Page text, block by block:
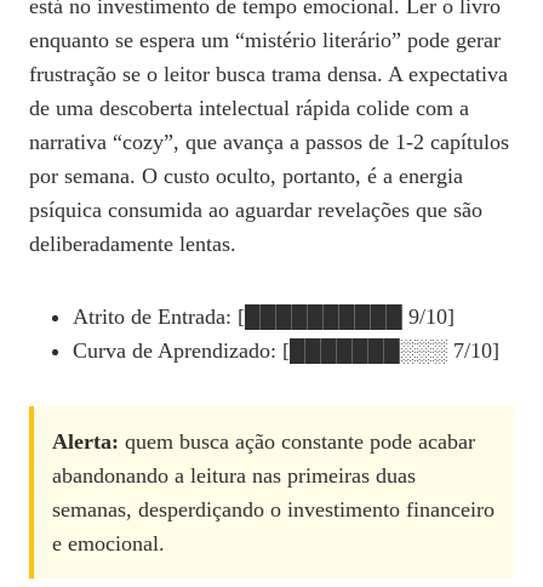
está no investimento de tempo emocional. Ler o livro
enquanto se espera um “mistério literário” pode gerar
frustração se o leitor busca trama densa. A expectativa
de uma descoberta intelectual rápida colide com a
narrativa “cozy”, que avança a passos de 1‑2 capítulos
por semana. O custo oculto, portanto, é a energia
psíquica consumida ao aguardar revelações que são
deliberadamente lentas.
Atrito de Entrada: [██████████ 9/10]
Curva de Aprendizado: [███████░░░ 7/10]
Alerta: quem busca ação constante pode acabar
abandonando a leitura nas primeiras duas
semanas, desperdiçando o investimento financeiro
e emocional.